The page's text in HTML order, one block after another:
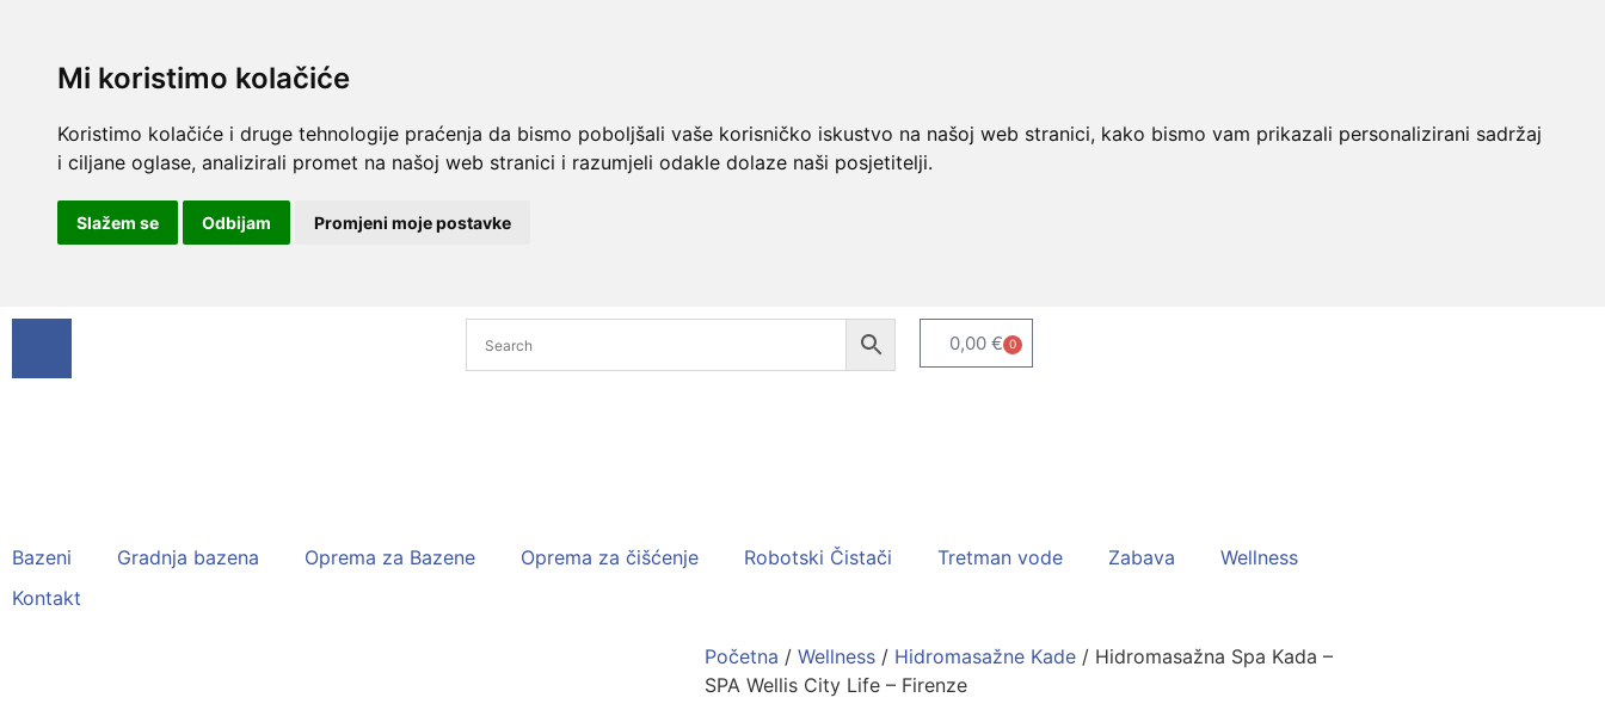
Mi koristimo kolačiće
Koristimo kolačiće i druge tehnologije praćenja da bismo poboljšali vaše korisničko iskustvo na našoj web stranici, kako bismo vam prikazali personalizirani sadržaj
i ciljane oglase, analizirali promet na našoj web stranici i razumjeli odakle dolaze naši posjetitelji.
Slažem se Odbijam Promjeni moje postavke
0,00 € 0
Bazeni Gradnja bazena Oprema za Bazene Oprema za čišćenje Robotski Čistači Tretman vode Zabava
Wellness
Kontakt
Početna / Wellness / Hidromasažne Kade / Hidromasažna Spa Kada –
SPA Wellis City Life – Firenze